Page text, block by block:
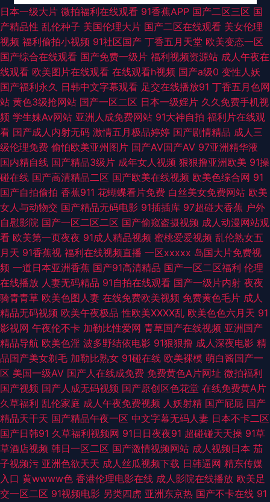
精品福利导航 91偷拍超碰 欧洲精品伦 日韩无码磁力 尤物成人在线视频 91操
网 韩国电影黑丝视频 日本激情四射 欧美综合色 在线导航福利AV 综合色图欧
美 www97亚洲 三级三级久久香港 久草中文网 福利资源在线久 国产日日夜
夜网站 精品久久区 免费人人操 99色色网 免费看片5h 熟女91视频 三级片日
韩有码 天天艹逼 AV宅配站 国产传媒日韩一区 日韩123AV www黑料尤物 国
产亚洲一A 蜜桃草91视频 九九视频网 久久艹逼 国产56区 美女视频1区 人人
摸人人搞 最新91在线视频 97狠狠综合 www高清无码 东京热AV影院 狠狠草
2026 欧美熟女Tv 日韩色网络 五月丁香综合久久 91次元视频 91污导航 超碰
AV夜夜操 东方av超碰 韩国有码专区 激情五月天成年网 两性蜜桃午夜剧场
欧美色图2 欧美女色色com 91日韩国产影院 不卡性爱网 久久不射网站 91大
神片子 超碰99热9 韩国黄色电影在线 九一免费网站 男人肏屄一区二区 欧美
性爱先锋 深夜寂寞影院 午夜天堂福利 91色原网 97人人操操人人 超碰97在
线人妻 导航老司机av网 国精品123 黄色激情久久 久草在线资源 日本69视频
丝袜性交免费网站 影音先锋三级片 91传媒在线视频 99re超碰 超碰色色人人
国产视频一二三四 玖玖大香蕉稳定 美日韩A级大片 日本岛国大片 少妇黑丝
足交 在线观看91视频 91深夜视频 99热视 大香蕉超碰在线 国产成人午夜福利
激情综合网淫淫网 一区二区国产视频 成人sss网站 成人含羞草网站 涩涩爱
日本一级大片 微拍福利在线观看 91香蕉APP 国产二区三区 国
产精品性 乱伦种子 美国伦理大片 国产二区在线观看 美女伦理
视频 福利偷拍小视频 91社区国产 丁香五月天堂 欧美变态一区
国产综合在线观看 国产免费一级片 福利视频资源站 成人午夜在
线观看 欧美图片在线观看 在线观看h视频 国产a级0 变性人妖
国产福利永久 日韩中文字幕观看 足交在线播放91 丁香五月色网
站 黄色3级抢网站 国产一区二区 日本一级婬片 久久免费手机视
频 学生妹Av网站 亚洲人成免费网站 91大神自拍 福利片在线观
看 国产成人内射无码 激情五月极品婷婷 国产剧情精品 成人三
级伦理免费 偷怕欧美亚州图片 国产AV国产AV 97亚洲精华液
国内精自线 国产精品3级片 成年女人视频 狠狠撸亚洲欧美 91操
碰在线 国产高清精品二区 国产欧美在线视频 欧美色综合网 91
国产自拍偷拍 香蕉911 花蝴蝶看片免费 白丝美女免费网站 欧美
女人与动物交 国产精品无码电影 91插插库 97超碰大香蕉 户外
自慰影院 国产一区二区二区 国产偷窥盗摄视频 成人动漫网站观
看 欧美第一页夜夜 91成人精品视频 蜜桃爱爱视频 乱伦熟女五
月天 91香蕉视 福利在线视频直播 一区xxxxx 岛国大片免费视
频 一道日本亚洲香蕉 国产91高清精品 国产一区二区福利 伦理
在线播放 人妻无码精品 91自拍在线观看 国产一级片内射 夜夜
骑青青草 欧美色图人妻 在线免费欧美视频 免费黄色毛片 成人
精品无码视频 欧美午夜极品 性欧美ⅩⅩⅩⅩ乱 欧美色色六月天 91
影视网 午夜伦不卡 加勒比性爱网 青草国产在线视频 亚洲国产
精品导航 欧美色淫 波多野结依电影 91狠狠撸 成人深夜电影 精
品国产美女剃毛 加勒比熟女 91碰在线 欧美裸模 萌白酱国产一
区 美国一级AV 国产人在线成免费 免费黄色A片网址 微拍福利
国产视频 国产人成无码视频 国产原创区色花堂 在线免费黄A片
久草福利 乱伦家庭 成人午夜免费视频 人妖射精 国产屁屁 国产
精品天干天 国产精品午夜一区 中文字幕无码人妻 日本不卡二区
国产日韩91 久草福利视频网 91日日夜夜91 超碰碰天天操 91草
草酒店视频 韩日一区二区 国产激情视频网站 成人视频日本 茄
子视频污 亚洲色欲天天 成人丝瓜视频下载 日韩逼网 精东传媒
入口 黄wwww色 香港伦理电影在线 成人影院在线播放 欧美足
交一区二区 91视频电影 另类四虎 亚洲东京热 国产不卡在线 91